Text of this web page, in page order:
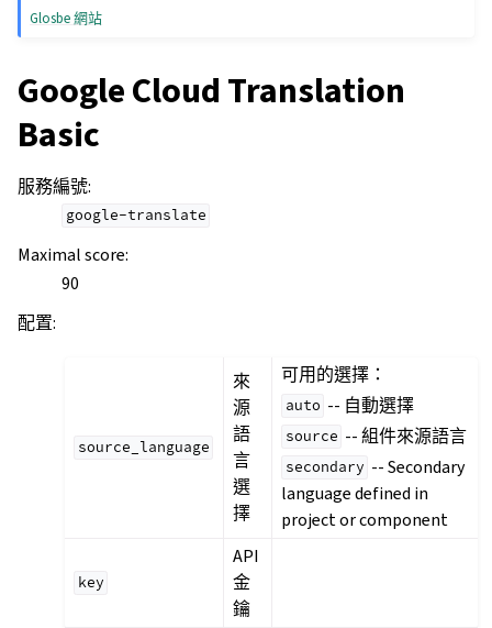
Glosbe 網站
Google Cloud Translation
Basic
服務編號:
google-translate
Maximal score:
90
配置:
source_language
來
源
語
言
選
擇
可用的選擇：
auto -- 自動選擇
source -- 組件來源語言
secondary -- Secondary
language defined in
project or component
key
API
金
鑰